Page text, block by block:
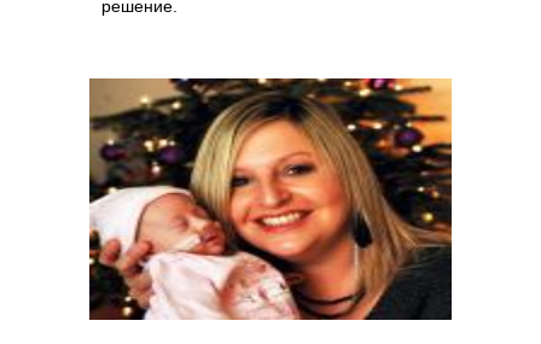
решение.